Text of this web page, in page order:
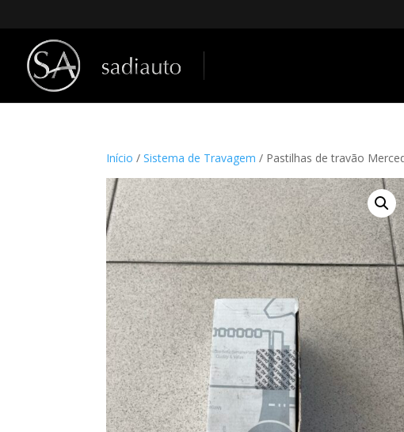
Início /Sistema de Travagem / Pastilhas de travão